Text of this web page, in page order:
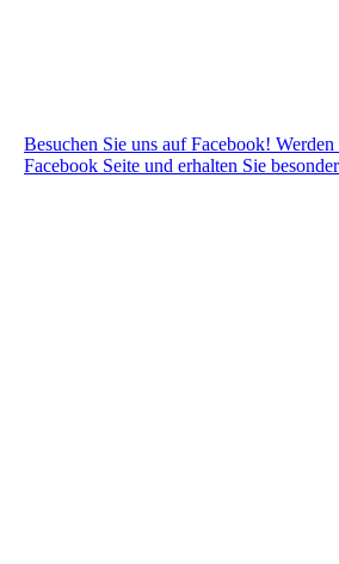
Besuchen Sie uns auf Facebook!
Facebook Seite und erhalten Sie